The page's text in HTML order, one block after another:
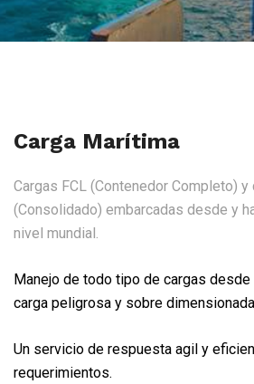
Carga Marítima
Cargas FCL (Contenedor Completo) y
(Consolidado) embarcadas desde y
nivel mundial.
Manejo de todo tipo de cargas desde
carga peligrosa y sobre
Un servicio de respuesta agil y
requerimientos.